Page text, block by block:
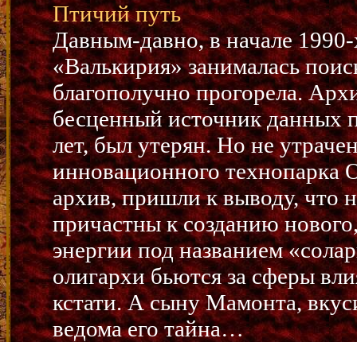
Птичий путь
Давным-давно, в начале
«Валькирия» занималась
благополучно прогорела.
бесценный источник данных
лет, был утерян. Но не
инновационного технопарка
архив, пришли к выводу, что
причастны к созданию
энергии под названием
олигархи бьются за сферы
кстати. А сыну Мамонта,
ведома его тайна…